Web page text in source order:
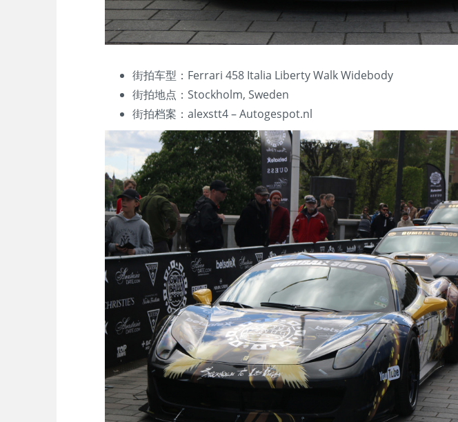
街拍车型：Ferrari 458 Italia Liberty Walk Widebody
街拍地点：Stockholm, Sweden
街拍档案：alexstt4 – Autogespot.nl